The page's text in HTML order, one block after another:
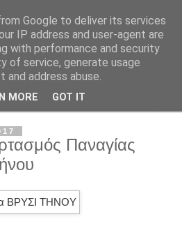
Παναγίας
Google to deliver its services
IP address and user-agent are
with performance and security
of service, generate usage
address abuse.
MORE GOT IT